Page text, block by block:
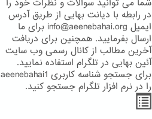
شما می توانید سوالات و نظرات خود را
در رابطه با دیانت بهایی از طریق آدرس
ایمیل info@aeenebahai.org برای ما
ارسال بفرمایید. همچنین برای دریافت
آخرین مطالب از کانال رسمی وب سایت
آئین بهایی در تلگرام استفاده نمایید.
برای جستجو شناسه کاربری aeenebahai1
را در نرم افزار تلگرام جستجو کنید.